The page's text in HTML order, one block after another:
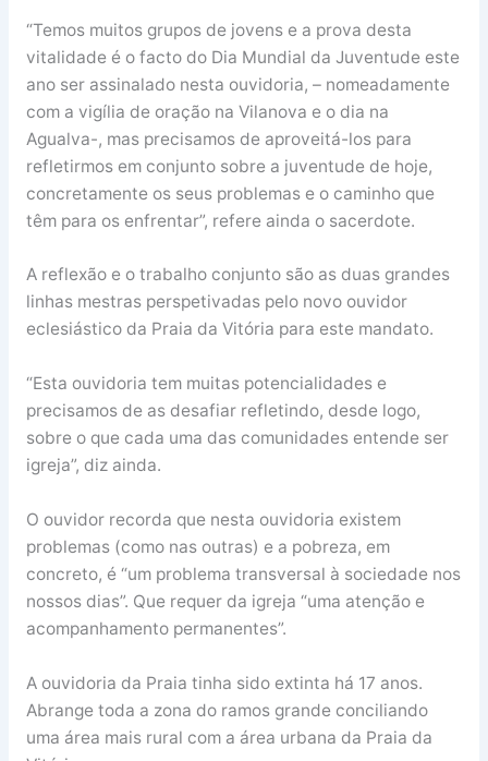
“Temos muitos grupos de jovens e a prova desta
vitalidade é o facto do Dia Mundial da Juventude este
ano ser assinalado nesta ouvidoria, – nomeadamente
com a vigília de oração na Vilanova e o dia na
Agualva-, mas precisamos de aproveitá-los para
refletirmos em conjunto sobre a juventude de hoje,
concretamente os seus problemas e o caminho que
têm para os enfrentar”, refere ainda o sacerdote.
A reflexão e o trabalho conjunto são as duas grandes
linhas mestras perspetivadas pelo novo ouvidor
eclesiástico da Praia da Vitória para este mandato.
“Esta ouvidoria tem muitas potencialidades e
precisamos de as desafiar refletindo, desde logo,
sobre o que cada uma das comunidades entende ser
igreja”, diz ainda.
O ouvidor recorda que nesta ouvidoria existem
problemas (como nas outras) e a pobreza, em
concreto, é “um problema transversal à sociedade nos
nossos dias”. Que requer da igreja “uma atenção e
acompanhamento permanentes”.
A ouvidoria da Praia tinha sido extinta há 17 anos.
Abrange toda a zona do ramos grande conciliando
uma área mais rural com a área urbana da Praia da